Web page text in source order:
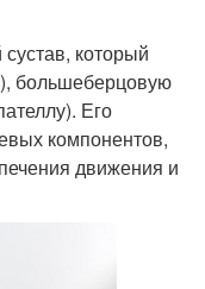
который
большеберцовую
Его
компонентов,
движения и